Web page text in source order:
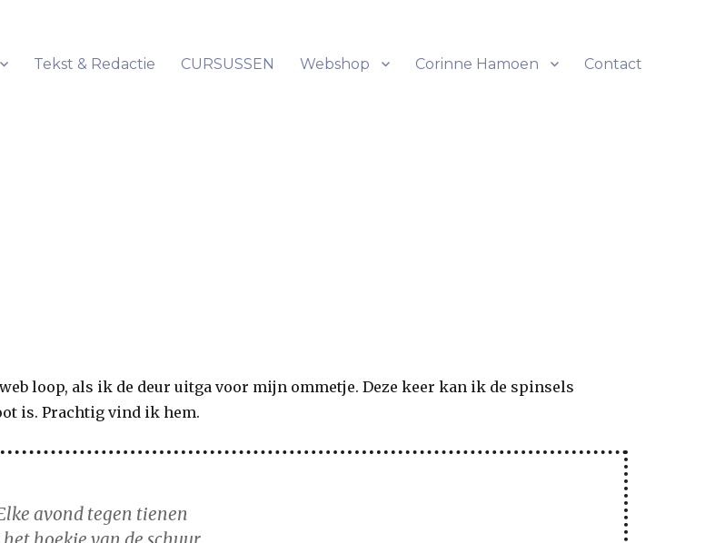
Tekst & Redactie CURSUSSEN Webshop Corinne Hamoen Contact
loop, als ik de deur uitga voor mijn ommetje. Deze keer kan ik de spinsels
is. Prachtig vind ik hem.
avond tegen tienen